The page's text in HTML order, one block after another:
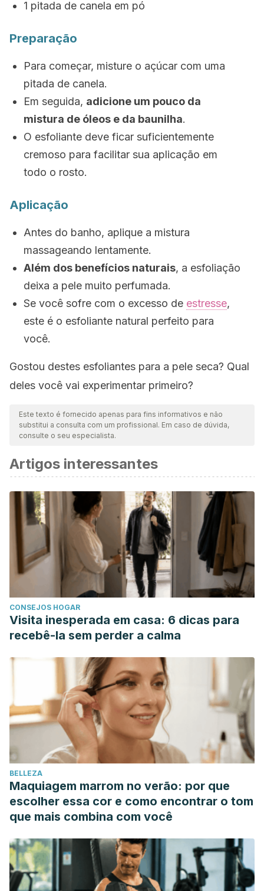
1 pitada de canela em pó
Preparação
Para começar, misture o açúcar com uma
pitada de canela.
Em seguida, adicione um pouco da
mistura de óleos e da baunilha.
O esfoliante deve ficar suficientemente
cremoso para facilitar sua aplicação em
todo o rosto.
Aplicação
Antes do banho, aplique a mistura
massageando lentamente.
Além dos benefícios naturais, a esfoliação
deixa a pele muito perfumada.
Se você sofre com o excesso de estresse,
este é o esfoliante natural perfeito para
você.
Gostou destes esfoliantes para a pele seca? Qual
deles você vai experimentar primeiro?
Este texto é fornecido apenas para fins informativos e não
substitui a consulta com um profissional. Em caso de dúvida,
consulte o seu especialista.
Artigos interessantes
CONSEJOS HOGAR
Visita inesperada em casa: 6 dicas para
recebê-la sem perder a calma
BELLEZA
Maquiagem marrom no verão: por que
escolher essa cor e como encontrar o tom
que mais combina com você